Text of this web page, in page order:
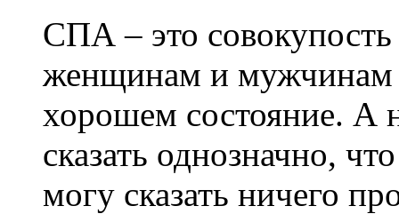
СПА – это
женщинам и мужчинам
хорошем состояние. А
сказать однозначно,
могу сказать ничего